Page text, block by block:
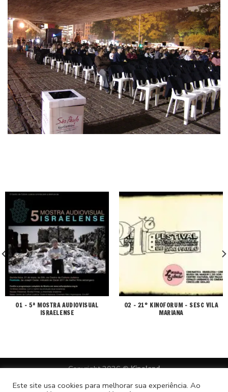
01 – 5ª MOSTRA AUDIOVISUAL
ISRAELENSE
02 – 21º KINOFORUM – SESC VILA
MARIANA
Copyright 2026 ©Kinoland
desenvolvido por lealtà comunicação
Este site usa cookies para melhorar sua experiência. Ao